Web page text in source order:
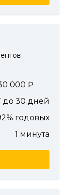
000
до 30 дней
годовых
1 минута